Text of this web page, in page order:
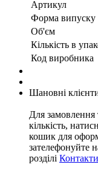
Артикул
Форма випуску
Об'єм
Кількість в
Код виробника
Шановні
Для замовлення
кількість,
кошик для
зателефонуйте
розділі Контакти